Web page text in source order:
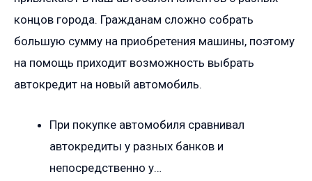
концов города. Гражданам сложно собрать
большую сумму на приобретения машины, поэтому
на помощь приходит возможность выбрать
автокредит на новый автомобиль.
При покупке автомобиля сравнивал
автокредиты у разных банков и
непосредственно у…